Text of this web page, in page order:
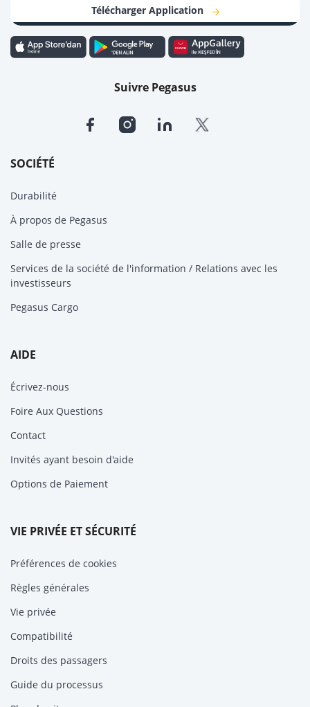
SOCIÉTÉ
Durabilité
À propos de Pegasus
Salle de presse
Services de la société de l'information / Relations avec les
investisseurs
Pegasus Cargo
AIDE
Écrivez-nous
Foire Aux Questions
Contact
Invités ayant besoin d'aide
Options de Paiement
VIE PRIVÉE ET SÉCURITÉ
Préférences de cookies
Règles générales
Vie privée
Compatibilité
Droits des passagers
Guide du processus
Télécharger Application
Suivre Pegasus